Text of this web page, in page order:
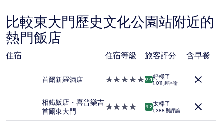
根
據
過
去
24
小
時
位
比較東大門歷史文化公園站附近的
熱門飯店
住宿 住宿等級 旅客評分 含早餐
首爾新羅酒店
5.0
住
9.4好極了
1,011 則評論
相鐵飯店・喜普樂吉
首爾東大門
4.0
9.2太棒了
1,388 則評論